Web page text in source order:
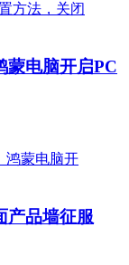
蒙电脑开启PC
产品墙征服